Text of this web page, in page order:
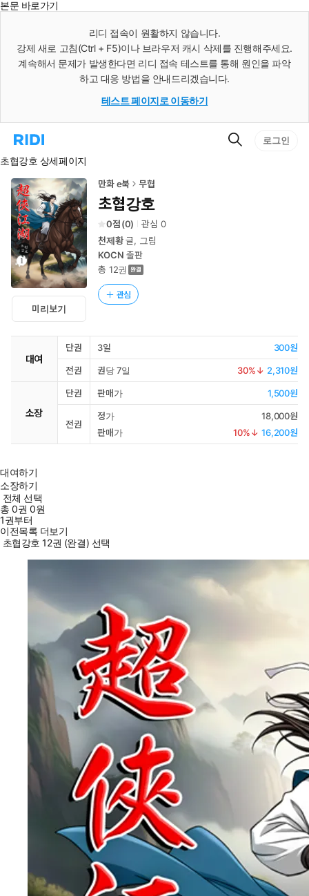
본문 바로가기
리디 접속이 원활하지 않습니다.
강제 새로 고침(Ctrl + F5)이나 브라우저 캐시 삭제를 진행해주세요.
계속해서 문제가 발생한다면 리디 접속 테스트를 통해 원인을 파악
하고 대응 방법을 안내드리겠습니다.
테스트 페이지로 이동하기
리
홈
로
이
동
검
로그인
초협강호 상세페이지
미리보기
만화 e북 무협
초협강호
0 (0) 관심 0
천제황글, 그림
KOCN 출판
총 12권
관심
대여
단권 3일 300원
전권 권당 7일 30%↓ 2,310원
소장
단권 판매가 1,500원
전권
정가
18,000원
판매가
10%↓ 16,200원
대여하기
소장하기
전체 선택
총0권 0원
1권부터
이전목록 더보기
초협강호 12권 (완결) 선택